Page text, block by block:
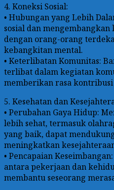
4. Koneksi Sosial:
• Hubungan yang Lebih
sosial dan
dengan orang-orang
kebangkitan mental.
• Keterlibatan Komunitas:
terlibat dalam kegiatan
memberikan rasa
5. Kesehatan dan
• Perubahan Gaya Hidup:
lebih sehat, termasuk
yang baik, dapat
meningkatkan
• Pencapaian
antara pekerjaan dan
membantu seseorang